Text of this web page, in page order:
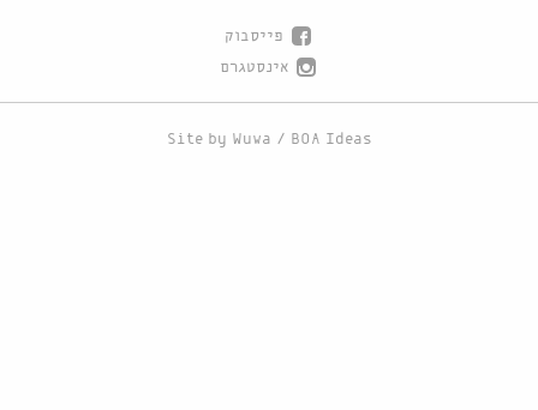
פייסבוק
אינסטגרם
Site by Wuwa / BOA Ideas